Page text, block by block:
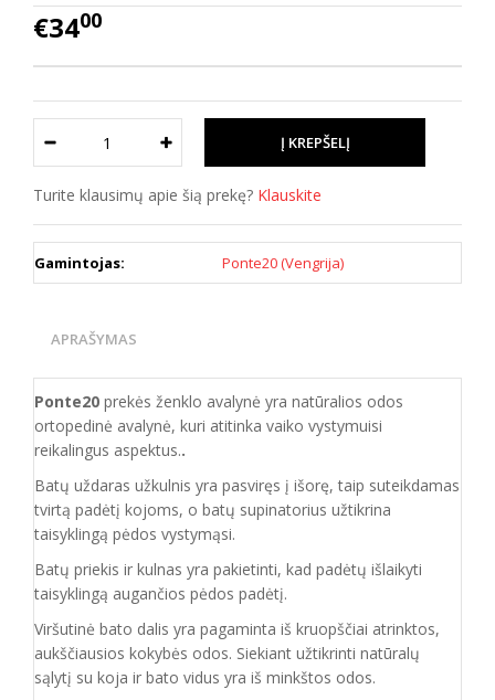
€3400
Turite klausimų apie šią prekę? Klauskite
Gamintojas: Ponte20 (Vengrija)
APRAŠYMAS
Ponte20 prekės ženklo avalynė yra natūralios odos
ortopedinė avalynė, kuri atitinka vaiko vystymuisi
reikalingus aspektus..
Batų uždaras užkulnis yra pasviręs į išorę, taip suteikdamas
tvirtą padėtį kojoms, o batų supinatorius užtikrina
taisyklingą pėdos vystymąsi.
Batų priekis ir kulnas yra pakietinti, kad padėtų išlaikyti
taisyklingą augančios pėdos padėtį.
Viršutinė bato dalis yra pagaminta iš kruopščiai atrinktos,
aukščiausios kokybės odos. Siekiant užtikrinti natūralų
sąlytį su koja ir bato vidus yra iš minkštos odos.